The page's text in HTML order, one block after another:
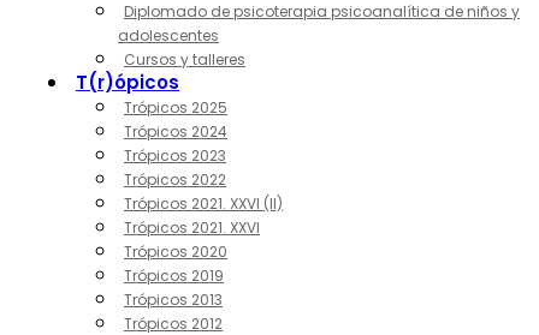
Diplomado de psicoterapia psicoanalítica de niños y
adolescentes
Cursos y talleres
T(r)ópicos
Trópicos 2025
Trópicos 2024
Trópicos 2023
Trópicos 2022
Trópicos 2021. XXVI (II)
Trópicos 2021. XXVI
Trópicos 2020
Trópicos 2019
Trópicos 2013
Trópicos 2012